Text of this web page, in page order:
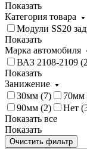
Показать
Категория товара
Модули SS20
Показать
Марка автомобиля
ВАЗ 2108-2109 (
Показать
Занижение
30мм (7) 70мм
90мм (2) Нет (
Показать все
Показать
Очистить фильтр